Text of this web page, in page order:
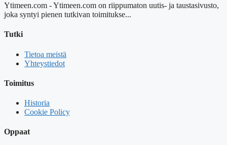
Ytimeen.com - Ytimeen.com on riippumaton uutis- ja taustasivusto,
joka syntyi pienen tutkivan toimitukse...
Tutki
Tietoa meistä
Yhteystiedot
Toimitus
Historia
Cookie Policy
Oppaat